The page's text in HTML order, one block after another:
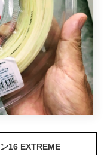
16 EXTREME